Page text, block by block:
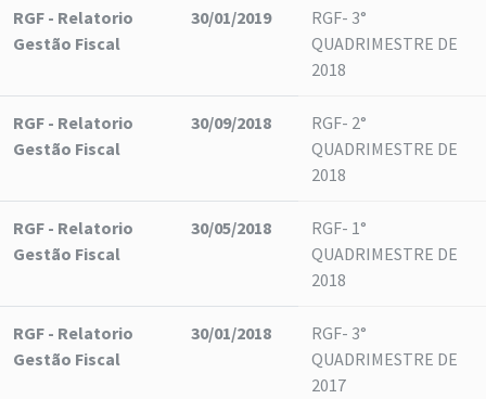
RGF - Relatorio
Gestão Fiscal
30/01/2019
RGF- 3°
QUADRIMESTRE DE
2018
RGF - Relatorio
Gestão Fiscal
30/09/2018
RGF- 2°
QUADRIMESTRE DE
2018
RGF - Relatorio
Gestão Fiscal
30/05/2018
RGF- 1°
QUADRIMESTRE DE
2018
RGF - Relatorio
Gestão Fiscal
30/01/2018
RGF- 3°
QUADRIMESTRE DE
2017